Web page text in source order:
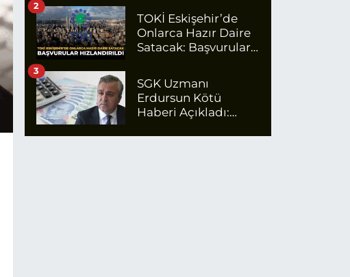
TOKİ Eskişehir’de
Onlarca Hazır Daire
Satacak: Başvurular
2
SGK Uzmanı
Erdursun Kötü
Haberi Açıkladı:
İçin Net Rakam
3